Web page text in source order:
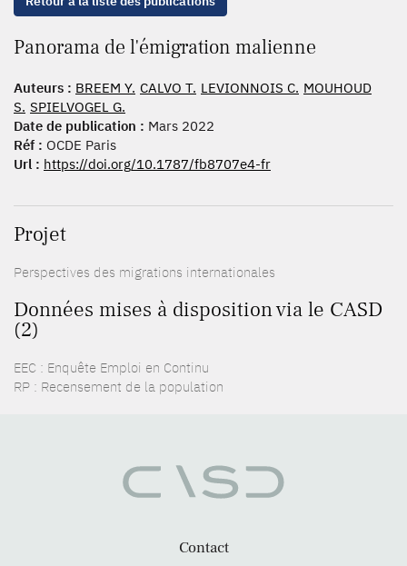
Panorama de l'émigration malienne
Auteurs : BREEM Y. CALVO T. LEVIONNOIS C. MOUHOUD
S. SPIELVOGEL G.
Date de publication : Mars 2022
Réf : OCDE Paris
Url : https://doi.org/10.1787/fb8707e4-fr
Projet
Perspectives des migrations internationales
Données mises à disposition via le CASD
(2)
EEC : Enquête Emploi en Continu
RP : Recensement de la population
Contact